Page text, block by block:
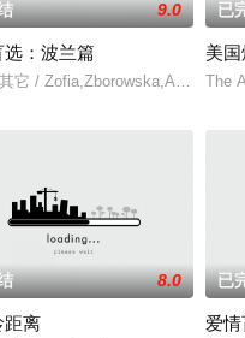
9.0
选：波兰篇
它 /
已
美
The
8.0
距离
已
爱